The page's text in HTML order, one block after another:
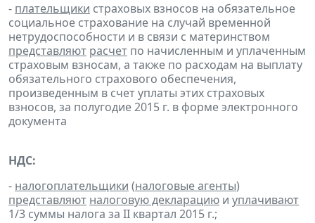
- плательщики страховых взносов на обязательное
социальное страхование на случай временной
нетрудоспособности и в связи с материнством
представляют расчет по начисленным и уплаченным
страховым взносам, а также по расходам на выплату
обязательного страхового обеспечения,
произведенным в счет уплаты этих страховых
взносов, за полугодие 2015 г. в форме электронного
документа
НДС:
- налогоплательщики (налоговые агенты)
представляют налоговую декларацию и уплачивают
1/3 суммы налога за II квартал 2015 г.;